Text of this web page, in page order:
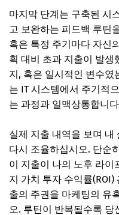
마지막 단계는 구축된 시
고 보완하는 피드백 루틴
혹은 특정 주기마다 자신
획 대비 초과 지출이 발생
지, 혹은 일시적인 변수였
는 IT 시스템에서 주기적
는 과정과 일맥상통합니
실제 지출 내역을 보며 내
다시 조율하십시오. 단순
이 지출이 나의 노후 라이
지 가치 투자 수익률
출의 주권을 마케팅의 유
오. 루틴이 반복될수록 당